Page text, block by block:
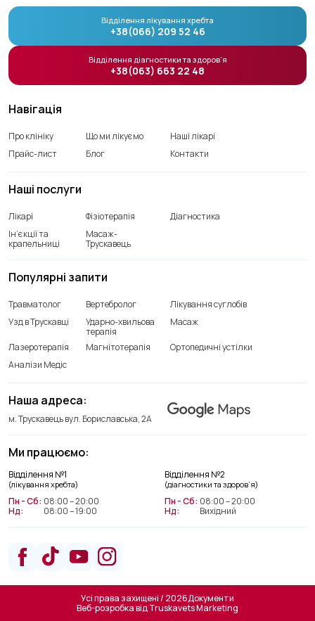
Навігація
Про клініку Що ми лікуємо
Наші лікарі
Прайс-лист
Блог Контакти
Наші послуги
Лікарі Фізіотерапія
Діагностика
Ін’єкції та
крапельниці
Масаж-
Трускавець
Ми працюємо:
Відділення №1
(лікування хребта)
Пн - Сб: 08:00 – 20:00
Нд:
08:00 – 19:00
Відділення №2
(діагностики та здоров’я)
Пн - Сб: 08:00 – 20:00
Нд:
Вихідний
Наша адреса:
м. Трускавець вул. Бориславська, 2А
Популярні запити
Травматолог Вертебролог
Лікування суглобів
Узд в Трускавці
Ударно-хвильова
терапія
Масаж
Лазеротерапія Магнітотерапія
Ортопедичні устілки
Аналізи Медіс
Відділення лікування хребта
+38(066) 209 52 46
Відділення діагностики та здоров’я
+38(063) 663 22 48
Усі права захищені / 2026Документи
Веб-розробка відTruskavets Marketing
Відділення діагностики та